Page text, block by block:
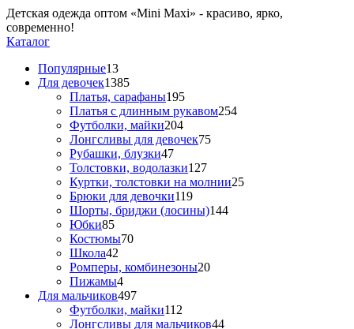
Детская одежда оптом «Mini Maxi» - красиво, ярко,
современно!
Каталог
Популярные13
Для девочек1385
Платья, сарафаны195
Платья с длинным рукавом254
Футболки, майки204
Лонгсливы для девочек75
Рубашки, блузки47
Толстовки, водолазки127
Куртки, толстовки на молнии25
Брюки для девочки119
Шорты, бриджи (лосины)144
Юбки85
Костюмы70
Школа42
Ромперы, комбинезоны20
Пижамы4
Для мальчиков497
Футболки, майки112
Лонгсливы для мальчиков44